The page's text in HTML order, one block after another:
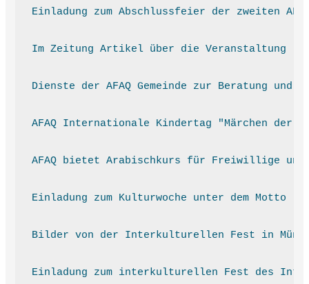
Einladung zum Abschlussfeier der zweiten
Im Zeitung Artikel über die Veranstaltung
Dienste der AFAQ Gemeinde zur Beratung
AFAQ Internationale Kindertag "Märchen der
AFAQ bietet Arabischkurs für Freiwillige
Einladung zum Kulturwoche unter dem
Bilder von der Interkulturellen Fest in
Einladung zum interkulturellen Fest des